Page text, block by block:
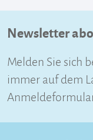
Newsletter
Melden Sie sich
immer auf dem